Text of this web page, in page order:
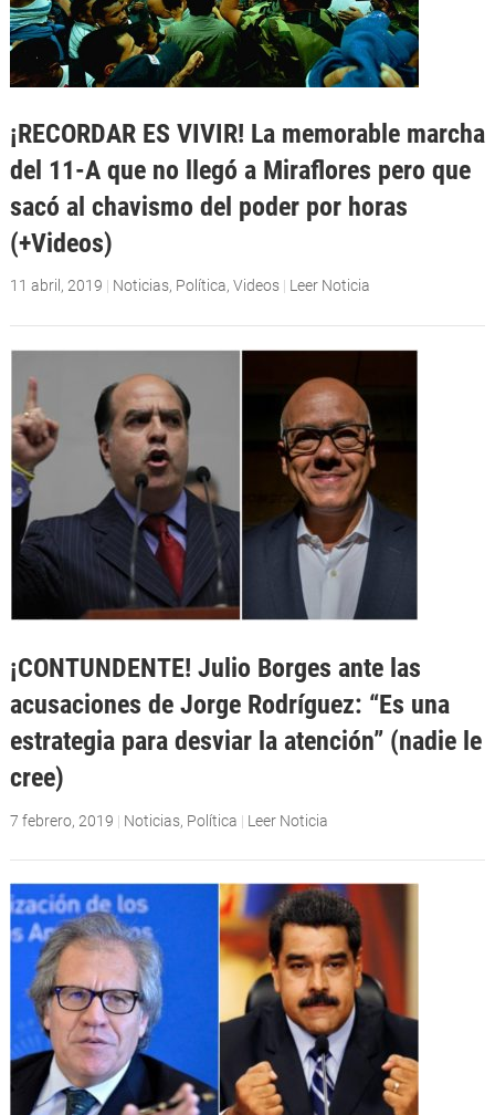
¡RECORDAR ES VIVIR! La memorable marcha
del 11-A que no llegó a Miraflores pero que
sacó al chavismo del poder por horas
(+Videos)
11 abril, 2019 | Noticias, Política, Videos | Leer Noticia
¡CONTUNDENTE! Julio Borges ante las
acusaciones de Jorge Rodríguez: “Es una
estrategia para desviar la atención” (nadie le
cree)
7 febrero, 2019 | Noticias, Política | Leer Noticia